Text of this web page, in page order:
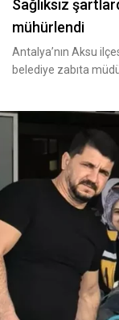
Sağlıksız
mühürlendi
Antalya’nın Aksu
belediye zabıta